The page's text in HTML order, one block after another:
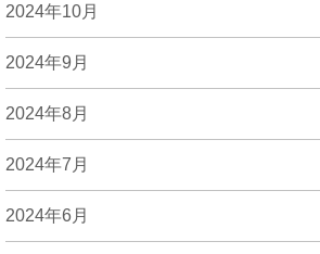
2024年10月
2024年9月
2024年8月
2024年7月
2024年6月